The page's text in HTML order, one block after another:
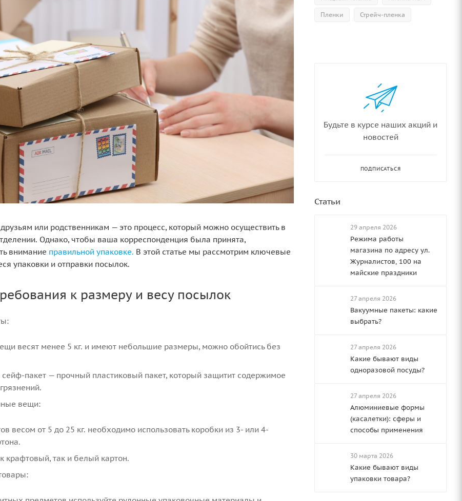
или родственникам — это процесс, который можно осуществить в
Однако, чтобы ваша корреспонденция была принята,
внимание правильной упаковке. В этой статье мы рассмотрим ключевые
упаковки и отправки посылок.
к размеру и весу посылок
весят менее 5 кг. и имеют небольшие размеры, можно обойтись без
сейф-пакет — прочный пластиковый пакет, который защитит содержимое
вещи:
весом от 5 до 25 кг. необходимо использовать коробки из 3- или 4-
крафтовый, так и белый картон.
Пленки Стрейч-пленка
Будьте в курсе наших акций и
новостей
ПОДПИСАТЬСЯ
Статьи
29 апреля 2026
Режима работы
магазина по адресу ул.
Журналистов, 100 на
майские праздники
27 апреля 2026
Вакуумные пакеты: какие
выбрать?
27 апреля 2026
Какие бывают виды
одноразовой посуды?
27 апреля 2026
Алюминиевые формы
(касалетки): сферы и
способы применения
30 марта 2026
Какие бывают виды
упаковки товара?